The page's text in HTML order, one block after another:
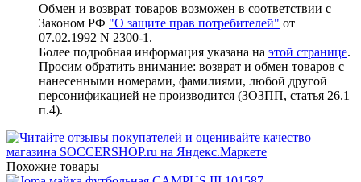
Обмен и возврат товаров возможен в соответствии с
Законом РФ "О защите прав потребителей" от
07.02.1992 N 2300-1.
Более подробная информация указана на этой странице.
Просим обратить внимание: возврат и обмен товаров с
нанесенными номерами, фамилиями, любой другой
персонификацией не производится (ЗОЗПП, статья 26.1
п.4).
Похожие товары